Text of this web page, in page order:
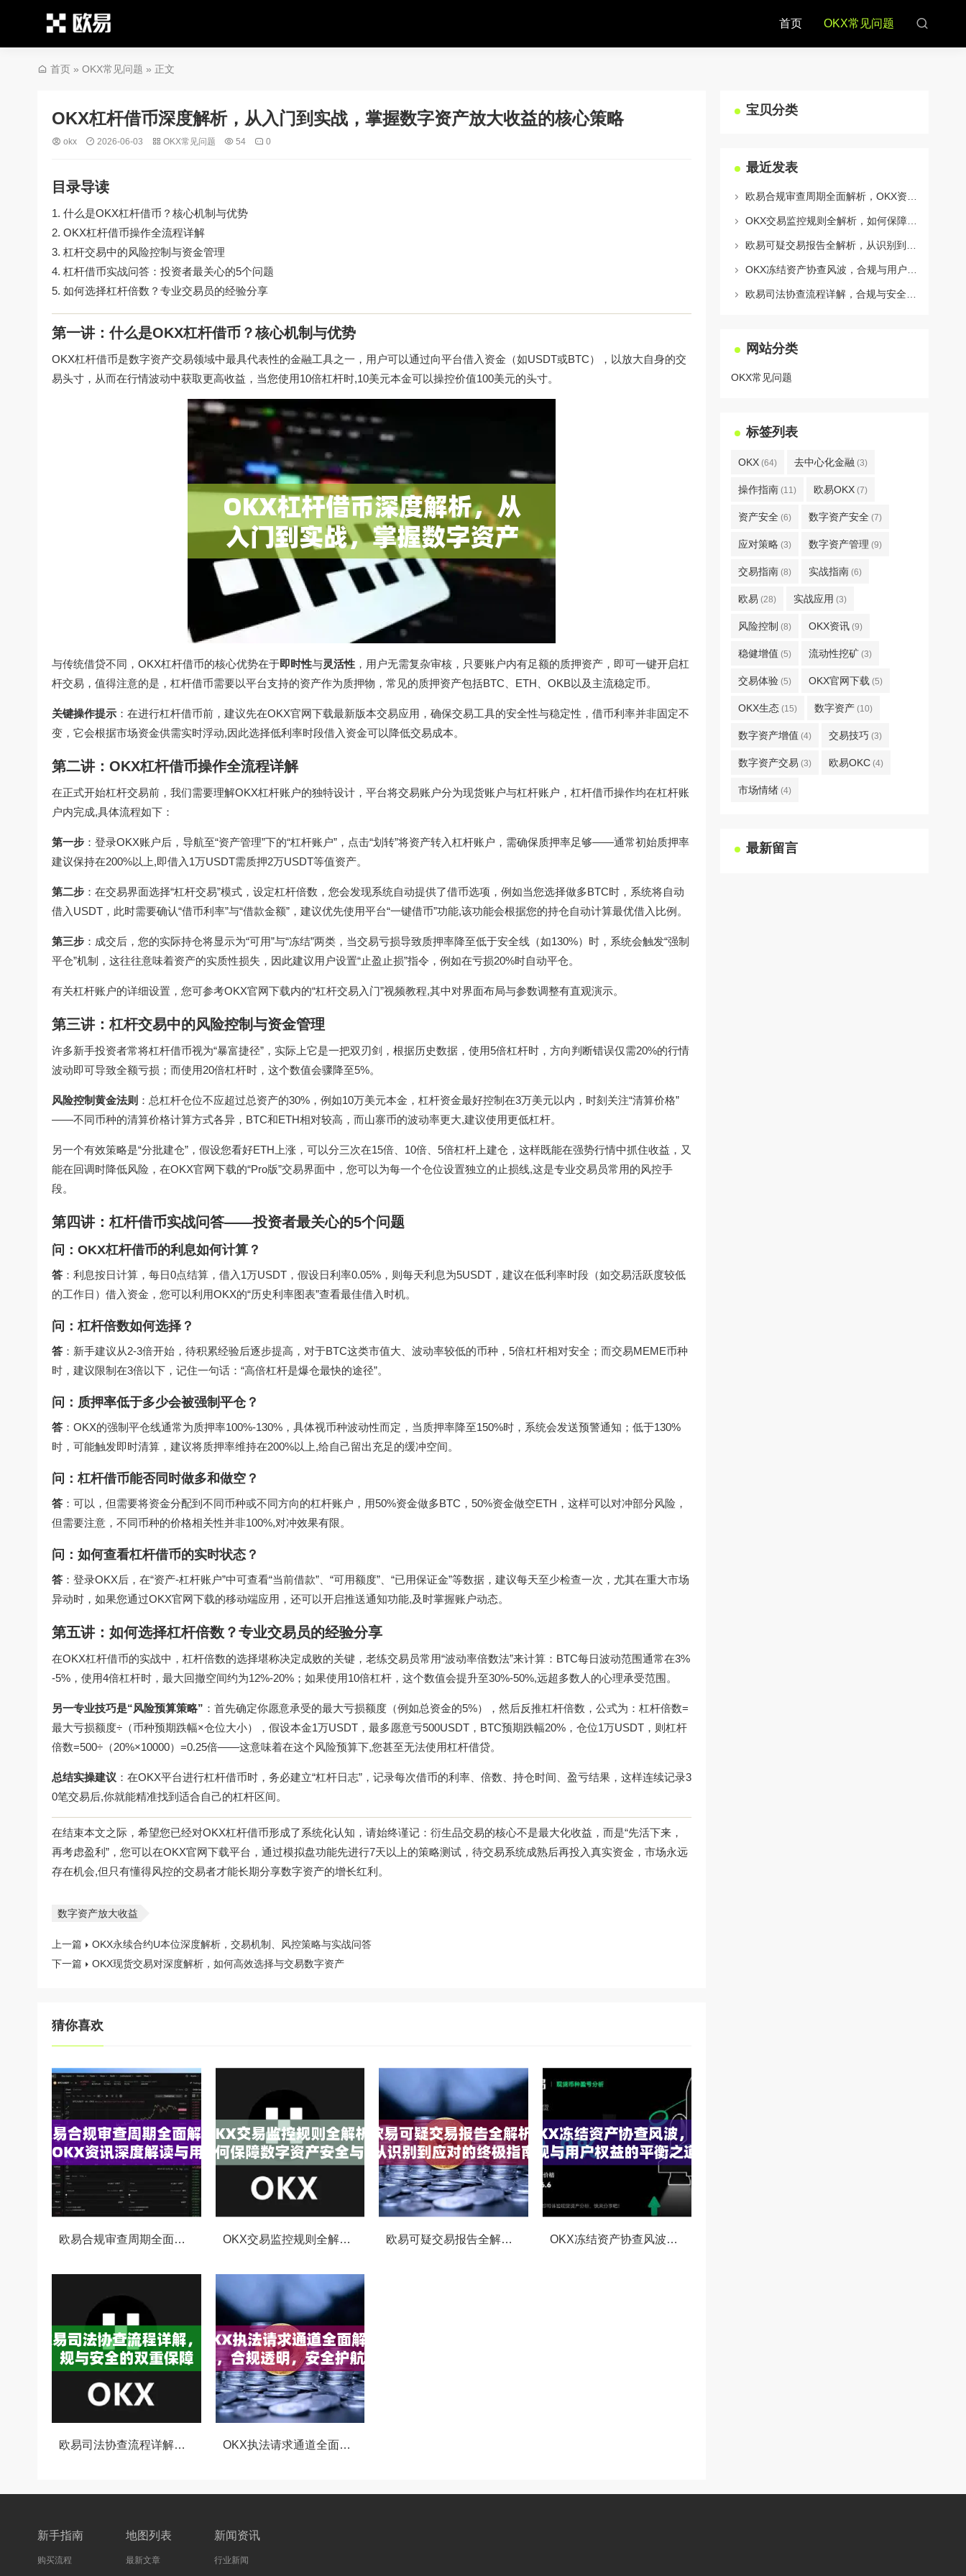
首页 OKX常见问题
首页 » OKX常见问题 » 正文
OKX杠杆借币深度解析，从入门到实战，掌握数字资产放大收益的核心策略
okx 2026-06-03 OKX常见问题 54 0
目录导读
什么是OKX杠杆借币？核心机制与优势
OKX杠杆借币操作全流程详解
杠杆交易中的风险控制与资金管理
杠杆借币实战问答：投资者最关心的5个问题
如何选择杠杆倍数？专业交易员的经验分享
第一讲：什么是OKX杠杆借币？核心机制与优势
OKX杠杆借币是数字资产交易领域中最具代表性的金融工具之一，用户可以通过向平台借入资金（如USDT或BTC），以放大自身的交
易头寸，从而在行情波动中获取更高收益，当您使用10倍杠杆时,10美元本金可以操控价值100美元的头寸。
与传统借贷不同，OKX杠杆借币的核心优势在于即时性与灵活性 ，用户无需复杂审核，只要账户内有足额的质押资产，即可一键开启杠
杆交易，值得注意的是，杠杆借币需要以平台支持的资产作为质押物，常见的质押资产包括BTC、ETH、OKB以及主流稳定币。
关键操作提示 ：在进行杠杆借币前，建议先在OKX官网下载最新版本交易应用，确保交易工具的安全性与稳定性，借币利率并非固定不
变，它会根据市场资金供需实时浮动,因此选择低利率时段借入资金可以降低交易成本。
第二讲：OKX杠杆借币操作全流程详解
在正式开始杠杆交易前，我们需要理解OKX杠杆账户的独特设计，平台将交易账户分为现货账户与杠杆账户，杠杆借币操作均在杠杆账
户内完成,具体流程如下：
第一步 ：登录OKX账户后，导航至“资产管理”下的“杠杆账户”，点击“划转”将资产转入杠杆账户，需确保质押率足够——通常初始质押率
建议保持在200%以上,即借入1万USDT需质押2万USDT等值资产。
第二步 ：在交易界面选择“杠杆交易”模式，设定杠杆倍数，您会发现系统自动提供了借币选项，例如当您选择做多BTC时，系统将自动
借入USDT，此时需要确认“借币利率”与“借款金额”，建议优先使用平台“一键借币”功能,该功能会根据您的持仓自动计算最优借入比例。
第三步 ：成交后，您的实际持仓将显示为“可用”与“冻结”两类，当交易亏损导致质押率降至低于安全线（如130%）时，系统会触发“强制
平仓”机制，这往往意味着资产的实质性损失，因此建议用户设置“止盈止损”指令，例如在亏损20%时自动平仓。
有关杠杆账户的详细设置，您可参考OKX官网下载内的“杠杆交易入门”视频教程,其中对界面布局与参数调整有直观演示。
第三讲：杠杆交易中的风险控制与资金管理
许多新手投资者常将杠杆借币视为“暴富捷径”，实际上它是一把双刃剑，根据历史数据，使用5倍杠杆时，方向判断错误仅需20%的行情
波动即可导致全额亏损；而使用20倍杠杆时，这个数值会骤降至5%。
风险控制黄金法则 ：总杠杆仓位不应超过总资产的30%，例如10万美元本金，杠杆资金最好控制在3万美元以内，时刻关注“清算价格”
——不同币种的清算价格计算方式各异，BTC和ETH相对较高，而山寨币的波动率更大,建议使用更低杠杆。
另一个有效策略是“分批建仓”，假设您看好ETH上涨，可以分三次在15倍、10倍、5倍杠杆上建仓，这样既能在强势行情中抓住收益，又
能在回调时降低风险，在OKX官网下载的“Pro版”交易界面中，您可以为每一个仓位设置独立的止损线,这是专业交易员常用的风控手
段。
第四讲：杠杆借币实战问答——投资者最关心的5个问题
问：OKX杠杆借币的利息如何计算？
答 ：利息按日计算，每日0点结算，借入1万USDT，假设日利率0.05%，则每天利息为5USDT，建议在低利率时段（如交易活跃度较低
的工作日）借入资金，您可以利用OKX的“历史利率图表”查看最佳借入时机。
问：杠杆倍数如何选择？
答 ：新手建议从2-3倍开始，待积累经验后逐步提高，对于BTC这类市值大、波动率较低的币种，5倍杠杆相对安全；而交易MEME币种
时，建议限制在3倍以下，记住一句话：“高倍杠杆是爆仓最快的途径”。
问：质押率低于多少会被强制平仓？
答 ：OKX的强制平仓线通常为质押率100%-130%，具体视币种波动性而定，当质押率降至150%时，系统会发送预警通知；低于130%
时，可能触发即时清算，建议将质押率维持在200%以上,给自己留出充足的缓冲空间。
问：杠杆借币能否同时做多和做空？
答 ：可以，但需要将资金分配到不同币种或不同方向的杠杆账户，用50%资金做多BTC，50%资金做空ETH，这样可以对冲部分风险，
但需要注意，不同币种的价格相关性并非100%,对冲效果有限。
问：如何查看杠杆借币的实时状态？
答 ：登录OKX后，在“资产-杠杆账户”中可查看“当前借款”、“可用额度”、“已用保证金”等数据，建议每天至少检查一次，尤其在重大市场
异动时，如果您通过OKX官网下载的移动端应用，还可以开启推送通知功能,及时掌握账户动态。
第五讲：如何选择杠杆倍数？专业交易员的经验分享
在OKX杠杆借币的实战中，杠杆倍数的选择堪称决定成败的关键，老练交易员常用“波动率倍数法”来计算：BTC每日波动范围通常在3%
-5%，使用4倍杠杆时，最大回撤空间约为12%-20%；如果使用10倍杠杆，这个数值会提升至30%-50%,远超多数人的心理承受范围。
另一专业技巧是“风险预算策略” ：首先确定你愿意承受的最大亏损额度（例如总资金的5%），然后反推杠杆倍数，公式为：杠杆倍数=
最大亏损额度÷（币种预期跌幅×仓位大小），假设本金1万USDT，最多愿意亏500USDT，BTC预期跌幅20%，仓位1万USDT，则杠杆
倍数=500÷（20%×10000）=0.25倍——这意味着在这个风险预算下,您甚至无法使用杠杆借贷。
总结实操建议 ：在OKX平台进行杠杆借币时，务必建立“杠杆日志”，记录每次借币的利率、倍数、持仓时间、盈亏结果，这样连续记录3
0笔交易后,你就能精准找到适合自己的杠杆区间。
在结束本文之际，希望您已经对OKX杠杆借币形成了系统化认知，请始终谨记：衍生品交易的核心不是最大化收益，而是“先活下来，
再考虑盈利”，您可以在OKX官网下载平台，通过模拟盘功能先进行7天以上的策略测试，待交易系统成熟后再投入真实资金，市场永远
存在机会,但只有懂得风控的交易者才能长期分享数字资产的增长红利。
数字资产放大收益
上一篇
OKX永续合约U本位深度解析，交易机制、风控策略与实战问答
下一篇
OKX现货交易对深度解析，如何高效选择与交易数字资产
猜你喜欢
欧易合规审查周期全面解析，OKX资讯深度解读与用户答疑 OKX交易监控规则全解析，如何保障数字资产安全与合规交易 欧易可疑交易报告全解析，从识别到应对的终极指南 OKX冻结资产协查风波，合规与用户权益的平衡之道
欧易司法协查流程详解，合规与安全的双重保障 OKX执法请求通道全面解读，合规透明，安全护航
宝贝分类
最近发表
网站分类
OKX常见问题
标签列表
OKX (64) 去中心化金融 (3)
操作指南 (11) 欧易OKX (7)
资产安全 (6) 数字资产安全 (7)
应对策略 (3) 数字资产管理 (9)
交易指南 (8) 实战指南 (6)
欧易 (28) 实战应用 (3)
风险控制 (8) OKX资讯 (9)
稳健增值 (5) 流动性挖矿 (3)
交易体验 (5) OKX官网下载 (5)
OKX生态 (15) 数字资产 (10)
数字资产增值 (4) 交易技巧 (3)
数字资产交易 (3) 欧易OKC (4)
市场情绪 (4)
最新留言
新手指南
购买流程
地图列表
最新文章
新闻资讯
行业新闻